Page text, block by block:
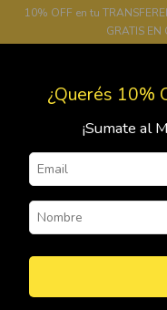
10% OFF en tu
GRATIS
Inicio > FUNDAS >
¿Querés 10%
¡Sumate al